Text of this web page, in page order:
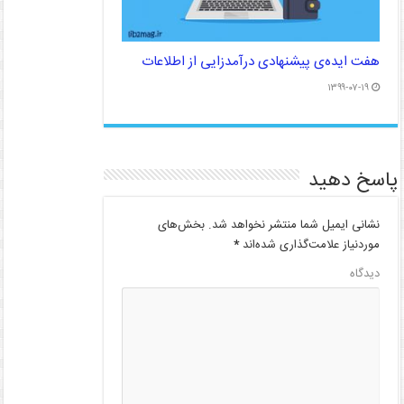
هفت ایده‌ی پیشنهادی درآمدزایی از اطلاعات
۱۳۹۹-۰۷-۱۹
پاسخ دهید
نشانی ایمیل شما منتشر نخواهد شد. بخش‌های
موردنیاز علامت‌گذاری شده‌اند*
دیدگاه